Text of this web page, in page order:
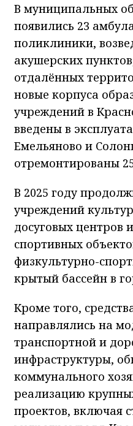
В муниципальных
появились 23
поликлиники,
акушерских
отдалённых
новые корпуса
учреждений в
введены в
Емельяново и
отремонтированы
В 2025 году
учреждений
досуговых центров
спортивных
физкультурно-
крытый бассейн в
Кроме того,
направлялись на
транспортной и
инфраструктуры,
коммунального
реализацию
проектов, включая